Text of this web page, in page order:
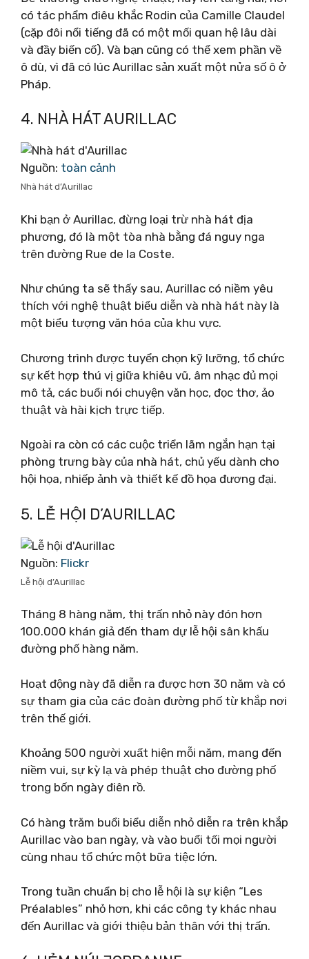
có tác phẩm điêu khắc Rodin của Camille Claudel
(cặp đôi nổi tiếng đã có một mối quan hệ lâu dài
và đầy biến cố). Và bạn cũng có thể xem phần về
ô dù, vì đã có lúc Aurillac sản xuất một nửa số ô ở
Pháp.
4. NHÀ HÁT AURILLAC
Nguồn: toàn cảnh
Nhà hát d’Aurillac
Khi bạn ở Aurillac, đừng loại trừ nhà hát địa
phương, đó là một tòa nhà bằng đá nguy nga
trên đường Rue de la Coste.
Như chúng ta sẽ thấy sau, Aurillac có niềm yêu
thích với nghệ thuật biểu diễn và nhà hát này là
một biểu tượng văn hóa của khu vực.
Chương trình được tuyển chọn kỹ lưỡng, tổ chức
sự kết hợp thú vị giữa khiêu vũ, âm nhạc đủ mọi
mô tả, các buổi nói chuyện văn học, đọc thơ, ảo
thuật và hài kịch trực tiếp.
Ngoài ra còn có các cuộc triển lãm ngắn hạn tại
phòng trưng bày của nhà hát, chủ yếu dành cho
hội họa, nhiếp ảnh và thiết kế đồ họa đương đại.
5. LỄ HỘI D’AURILLAC
Nguồn: Flickr
Lễ hội d’Aurillac
Tháng 8 hàng năm, thị trấn nhỏ này đón hơn
100.000 khán giả đến tham dự lễ hội sân khấu
đường phố hàng năm.
Hoạt động này đã diễn ra được hơn 30 năm và có
sự tham gia của các đoàn đường phố từ khắp nơi
trên thế giới.
Khoảng 500 người xuất hiện mỗi năm, mang đến
niềm vui, sự kỳ lạ và phép thuật cho đường phố
trong bốn ngày điên rồ.
Có hàng trăm buổi biểu diễn nhỏ diễn ra trên khắp
Aurillac vào ban ngày, và vào buổi tối mọi người
cùng nhau tổ chức một bữa tiệc lớn.
Trong tuần chuẩn bị cho lễ hội là sự kiện “Les
Préalables” nhỏ hơn, khi các công ty khác nhau
đến Aurillac và giới thiệu bản thân với thị trấn.